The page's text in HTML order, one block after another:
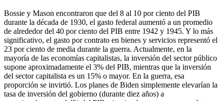
Bossie y Mason encontraron que del 8 al 10 por ciento del PIB
durante la década de 1930, el gasto federal aumentó a un promedio
de alrededor del 40 por ciento del PIB entre 1942 y 1945. Y lo más
significativo, el gasto por contrato en bienes y servicios representó el
23 por ciento de media durante la guerra. Actualmente, en la
mayoría de las economías capitalistas, la inversión del sector público
supone aproximadamente el 3% del PIB, mientras que la inversión
del sector capitalista es un 15% o mayor. En la guerra, esa
proporción se invirtió. Los planes de Biden simplemente elevarían la
tasa de inversión del gobierno (durante diez años) a